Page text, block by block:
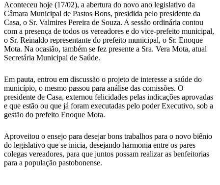
Aconteceu hoje (17/02), a abertura do novo ano legislativo da
Câmara Municipal de Pastos Bons, presidida pelo presidente da
Casa, o Sr. Valmires Pereira de Souza. A sessão ordinária contou
com a presença de todos os vereadores e do vice-prefeito municipal,
o Sr. Reinaldo representante do prefeito municipal, o Sr. Enoque
Mota. Na ocasião, também se fez presente a Sra. Vera Mota, atual
Secretária Municipal de Saúde.
Em pauta, entrou em discussão o projeto de interesse a saúde do
município, o mesmo passou para análise das comissões. O
presidente de Casa, externou felicidades pelas indicações aprovadas
e que estão ou que já foram executadas pelo poder Executivo, sob a
gestão do prefeito Enoque Mota.
Aproveitou o ensejo para desejar bons trabalhos para o novo biênio
do legislativo que se inicia, desejando harmonia entre os pares
colegas vereadores, para que juntos possam realizar as benfeitorias
para a população pastobonense.